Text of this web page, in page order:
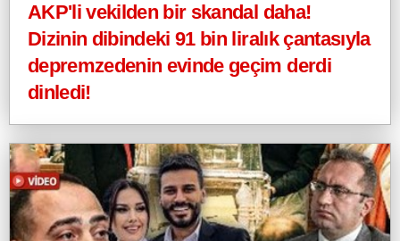
AKP'li vekilden bir skandal daha!
Dizinin dibindeki 91 bin liralık çantasıyla
depremzedenin evinde geçim derdi
dinledi!